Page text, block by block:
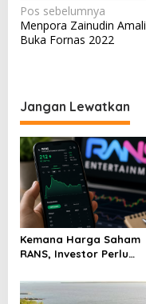
N
a
g
a
s
i
p
o
s
Pos sebelumnya
Menpora Zainudin Amali
Buka Fornas 2022
Jangan Lewatkan
Kemana Harga Saham
RANS, Investor Perlu
Menghindari Spekulasi
Berlebihan